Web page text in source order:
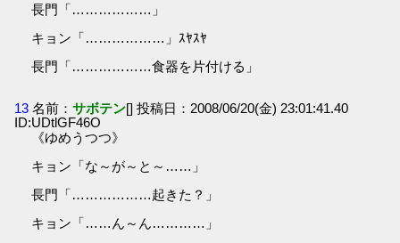
長門「………………」
キョン「………………」ｽﾔｽﾔ
長門「………………食器を片付ける」
13 名前：サボテン[] 投稿日：2008/06/20(金) 23:01:41.40
ID:UDtlGF46O
《ゆめうつつ》
キョン「な～が～と～……」
長門「………………起きた？」
キョン「……ん～ん…………」